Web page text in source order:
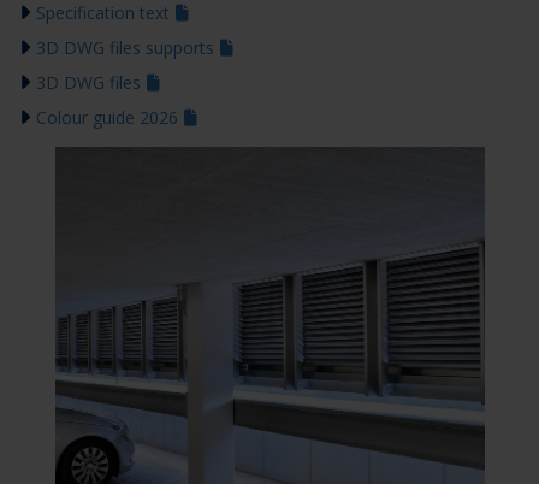
Specification text
3D DWG files supports
3D DWG files
Colour guide 2026